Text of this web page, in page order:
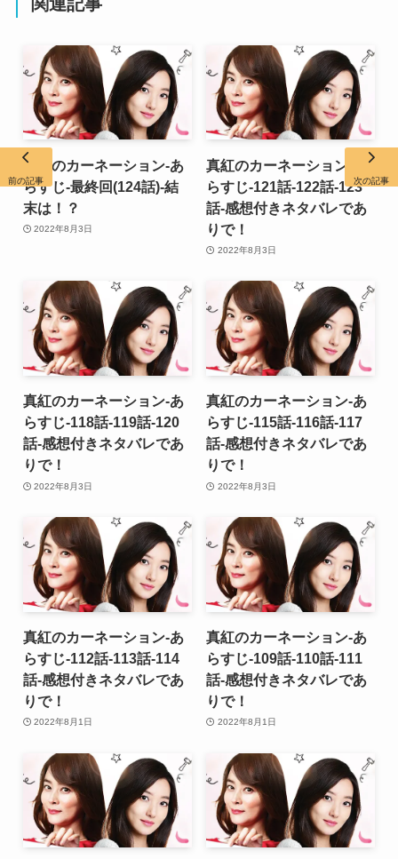
真紅のカーネーション-あ
らすじ-最終回(124話)-結
末は！？
2022年8月3日
真紅のカーネーション-あ
らすじ-121話-122話-123
話-感想付きネタバレであ
りで！
2022年8月3日
真紅のカーネーション-あ
らすじ-118話-119話-120
話-感想付きネタバレであ
りで！
2022年8月3日
真紅のカーネーション-あ
らすじ-115話-116話-117
話-感想付きネタバレであ
りで！
2022年8月3日
真紅のカーネーション-あ
らすじ-112話-113話-114
話-感想付きネタバレであ
りで！
2022年8月1日
真紅のカーネーション-あ
らすじ-109話-110話-111
話-感想付きネタバレであ
りで！
2022年8月1日
前の記事 次の記事